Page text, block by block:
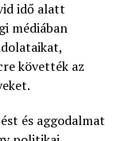
idő alatt
médiában
követték az
és aggodalmat